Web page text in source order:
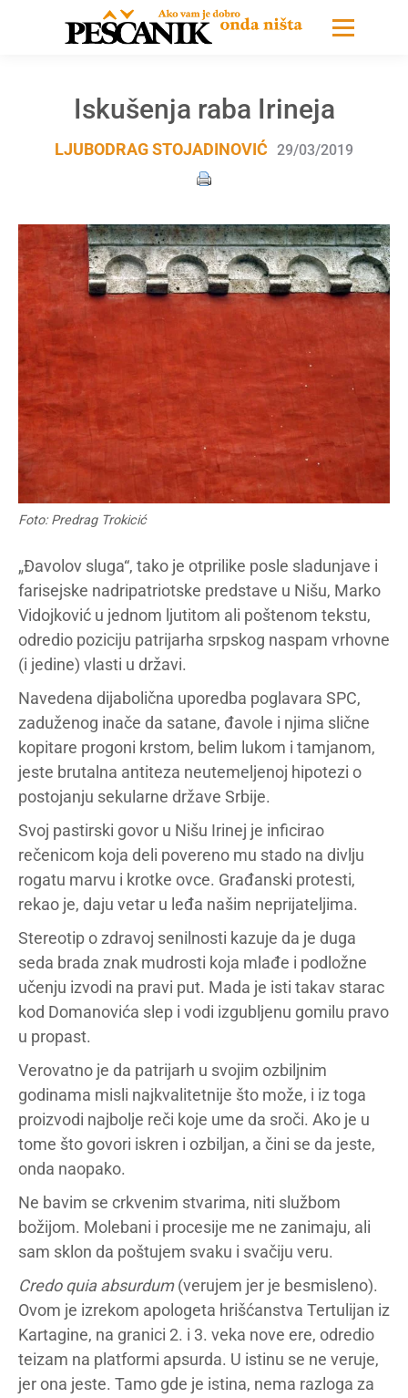
Iskušenja raba Irineja
LJUBODRAG STOJADINOVIĆ 29/03/2019
Foto: Predrag Trokicić
„Đavolov sluga“, tako je otprilike posle sladunjave i
farisejske nadripatriotske predstave u Nišu, Marko
Vidojković u jednom ljutitom ali poštenom tekstu,
odredio poziciju patrijarha srpskog naspam vrhovne
(i jedine) vlasti u državi.
Navedena dijabolična uporedba poglavara SPC,
zaduženog inače da satane, đavole i njima slične
kopitare progoni krstom, belim lukom i tamjanom,
jeste brutalna antiteza neutemeljenoj hipotezi o
postojanju sekularne države Srbije.
Svoj pastirski govor u Nišu Irinej je inficirao
rečenicom koja deli povereno mu stado na divlju
rogatu marvu i krotke ovce. Građanski protesti,
rekao je, daju vetar u leđa našim neprijateljima.
Stereotip o zdravoj senilnosti kazuje da je duga
seda brada znak mudrosti koja mlađe i podložne
učenju izvodi na pravi put. Mada je isti takav starac
kod Domanovića slep i vodi izgubljenu gomilu pravo
u propast.
Verovatno je da patrijarh u svojim ozbiljnim
godinama misli najkvalitetnije što može, i iz toga
proizvodi najbolje reči koje ume da sroči. Ako je u
tome što govori iskren i ozbiljan, a čini se da jeste,
onda naopako.
Ne bavim se crkvenim stvarima, niti službom
božijom. Molebani i procesije me ne zanimaju, ali
sam sklon da poštujem svaku i svačiju veru.
Credo quia absurdum(verujem jer je besmisleno).
Ovom je izrekom apologeta hrišćanstva Tertulijan iz
Kartagine, na granici 2. i 3. veka nove ere, odredio
teizam na platformi apsurda. U istinu se ne veruje,
jer ona jeste. Tamo gde je istina, nema razloga za